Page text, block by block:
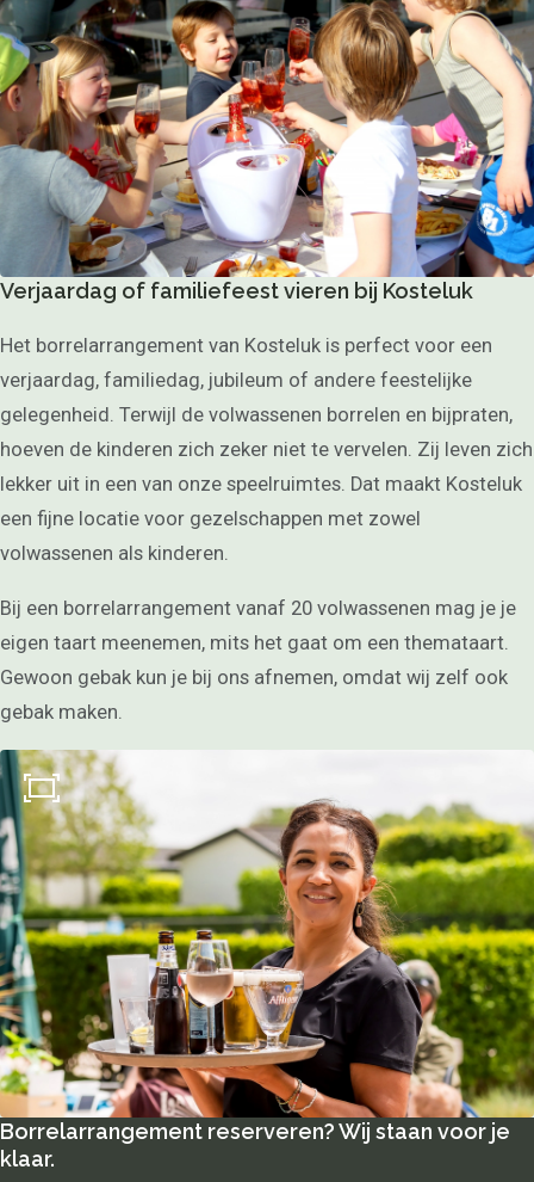
Contact opnemen
Actueel
Fotogalerij
Over ons
Menukaart
Arrangementen
Groepsborrel
Feestjes met vrienden &
familie
Kraamfeest of
babyshower
Verjaardag
Bruiloft
Bedrijfsfeest
Borrelarrangement
Activiteiten
Speelmogelijkheden
Speelparadijs
Buiten spelen
NL
Verjaardag of familiefeest vieren bij Kosteluk
Het borrelarrangement van Kosteluk is perfect voor een
verjaardag, familiedag, jubileum of andere feestelijke
gelegenheid. Terwijl de volwassenen borrelen en bijpraten,
hoeven de kinderen zich zeker niet te vervelen. Zij leven zich
lekker uit in een van onze speelruimtes. Dat maakt Kosteluk
een fijne locatie voor gezelschappen met zowel
volwassenen als kinderen.
Bij een borrelarrangement vanaf 20 volwassenen mag je je
eigen taart meenemen, mits het gaat om een themataart.
Gewoon gebak kun je bij ons afnemen, omdat wij zelf ook
gebak maken.
Borrelarrangement reserveren? Wij staan voor je
klaar.